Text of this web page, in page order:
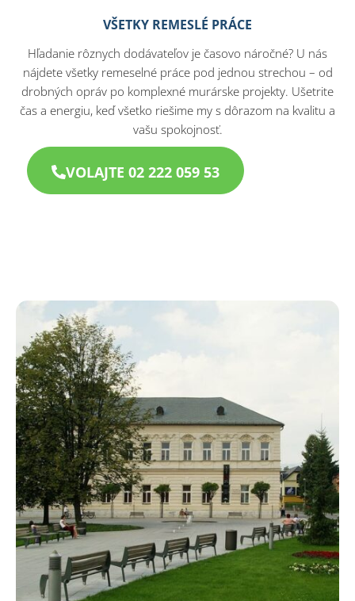
VŠETKY REMESLÉ PRÁCE
Hľadanie rôznych dodávateľov je časovo náročné? U nás
nájdete všetky remeselné práce pod jednou strechou – od
drobných opráv po komplexné murárske projekty. Ušetrite
čas a energiu, keď všetko riešime my s dôrazom na kvalitu a
vašu spokojnosť.
VOLAJTE 02 222 059 53